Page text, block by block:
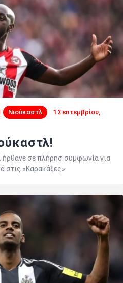
Νιούκαστλ
1 Σεπτεμβρίου,
σε πλήρησ συμφωνία για
στις «Καρακάξες».